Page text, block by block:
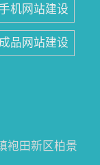
机网站建设
成品网站建设
袍田新区柏景